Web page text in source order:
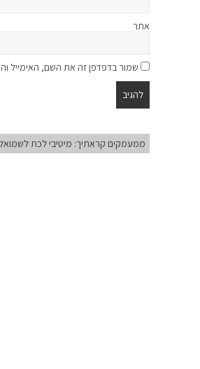
אתר
שמור בדפדפן זה את השם, האימייל
ממעמקים קראתיך: מיטיבי לכת